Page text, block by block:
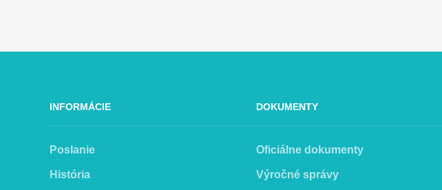
INFORMÁCIE
Poslanie
História
DOKUMENTY
Oficiálne dokumenty
Výročné správy